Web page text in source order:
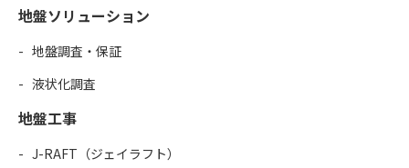
地盤ソリューション
地盤調査・保証
液状化調査
地盤工事
J-RAFT（ジェイラフト）